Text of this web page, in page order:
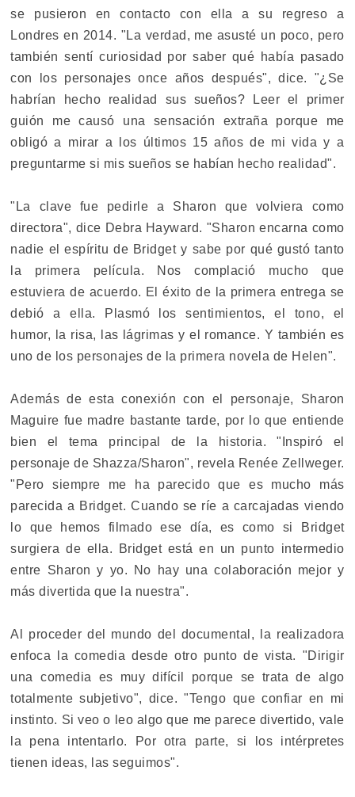
se pusieron en contacto con ella a su regreso a
Londres en 2014. "La verdad, me asusté un poco, pero
también sentí curiosidad por saber qué había pasado
con los personajes once años después", dice. "¿Se
habrían hecho realidad sus sueños? Leer el primer
guión me causó una sensación extraña porque me
obligó a mirar a los últimos 15 años de mi vida y a
preguntarme si mis sueños se habían hecho realidad".
"La clave fue pedirle a Sharon que volviera como
directora", dice Debra Hayward. "Sharon encarna como
nadie el espíritu de Bridget y sabe por qué gustó tanto
la primera película. Nos complació mucho que
estuviera de acuerdo. El éxito de la primera entrega se
debió a ella. Plasmó los sentimientos, el tono, el
humor, la risa, las lágrimas y el romance. Y también es
uno de los personajes de la primera novela de Helen".
Además de esta conexión con el personaje, Sharon
Maguire fue madre bastante tarde, por lo que entiende
bien el tema principal de la historia. "Inspiró el
personaje de Shazza/Sharon", revela Renée Zellweger.
"Pero siempre me ha parecido que es mucho más
parecida a Bridget. Cuando se ríe a carcajadas viendo
lo que hemos filmado ese día, es como si Bridget
surgiera de ella. Bridget está en un punto intermedio
entre Sharon y yo. No hay una colaboración mejor y
más divertida que la nuestra".
Al proceder del mundo del documental, la realizadora
enfoca la comedia desde otro punto de vista. "Dirigir
una comedia es muy difícil porque se trata de algo
totalmente subjetivo", dice. "Tengo que confiar en mi
instinto. Si veo o leo algo que me parece divertido, vale
la pena intentarlo. Por otra parte, si los intérpretes
tienen ideas, las seguimos".